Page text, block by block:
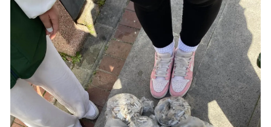
Düzce